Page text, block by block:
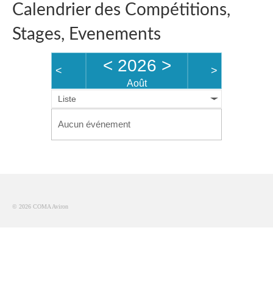
Actualités
l’Aviron
Description du coup d’aviron
Le matériel
Calendrier des Compétitions
Calendrier des Compétitions,
Stages, Evenements
< < 2026 >
Août
>
Liste
Aucun événement
© 2026 COMA Aviron